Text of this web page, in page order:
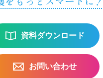
資料ダウンロード
お問い合わせ